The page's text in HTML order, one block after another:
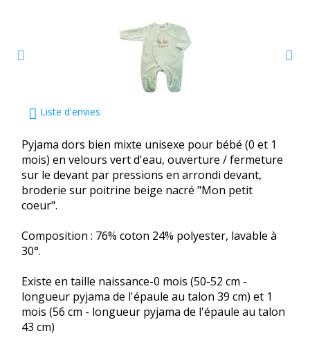
Liste d'envies
Pyjama dors bien mixte unisexe pour bébé (0 et 1
mois) en velours vert d'eau, ouverture / fermeture
sur le devant par pressions en arrondi devant,
broderie sur poitrine beige nacré "Mon petit
coeur".
Composition : 76% coton 24% polyester, lavable à
30°.
Existe en taille naissance-0 mois (50-52 cm -
longueur pyjama de l'épaule au talon 39 cm) et 1
mois (56 cm - longueur pyjama de l'épaule au talon
43 cm)